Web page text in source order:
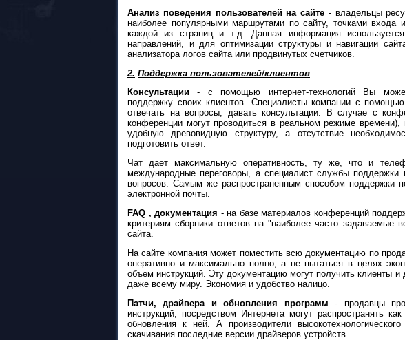
Анализ поведения пользователей на сайте - владельцы
наиболее популярными маршрутами по сайту, точками
каждой из страниц и т.д. Данная информация
направлений, и для оптимизации структуры и навигации
анализатора логов сайта или продвинутых счетчиков.
2. Поддержка пользователей/клиентов
Консультации - с помощью интернет-технологий Вы
поддержку своих клиентов. Специалисты компании с
отвечать на вопросы, давать консультации. В случае с
конференции могут проводиться в реальном режиме
удобную древовидную структуру, а отсутствие
подготовить ответ.
Чат дает максимальную оперативность, ту же, что и
международные переговоры, а специалист службы поддержки
вопросов. Самым же распространенным способом поддержки
электронной почты.
FAQ , документация - на базе материалов конференций
критериям сборники ответов на "наиболее часто
сайта.
На сайте компания может поместить всю документацию по
оперативно и максимально полно, а не пытаться в целях
объем инструкций. Эту документацию могут получить клиенты
даже всему миру. Экономия и удобство налицо.
Патчи, драйвера и обновления программ - продавцы
инструкций, посредством Интернета могут распространять
обновления к ней. А производители
скачивания последние версии драйверов устройств.